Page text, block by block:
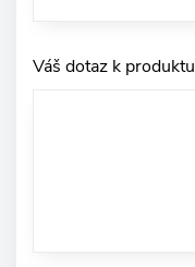
Váš dotaz k produktu